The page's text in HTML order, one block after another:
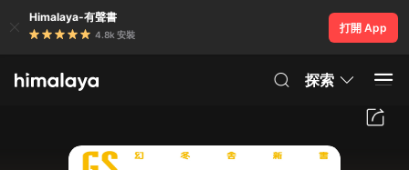
Himalaya-有聲書
4.8k 安裝
打開 App
探索